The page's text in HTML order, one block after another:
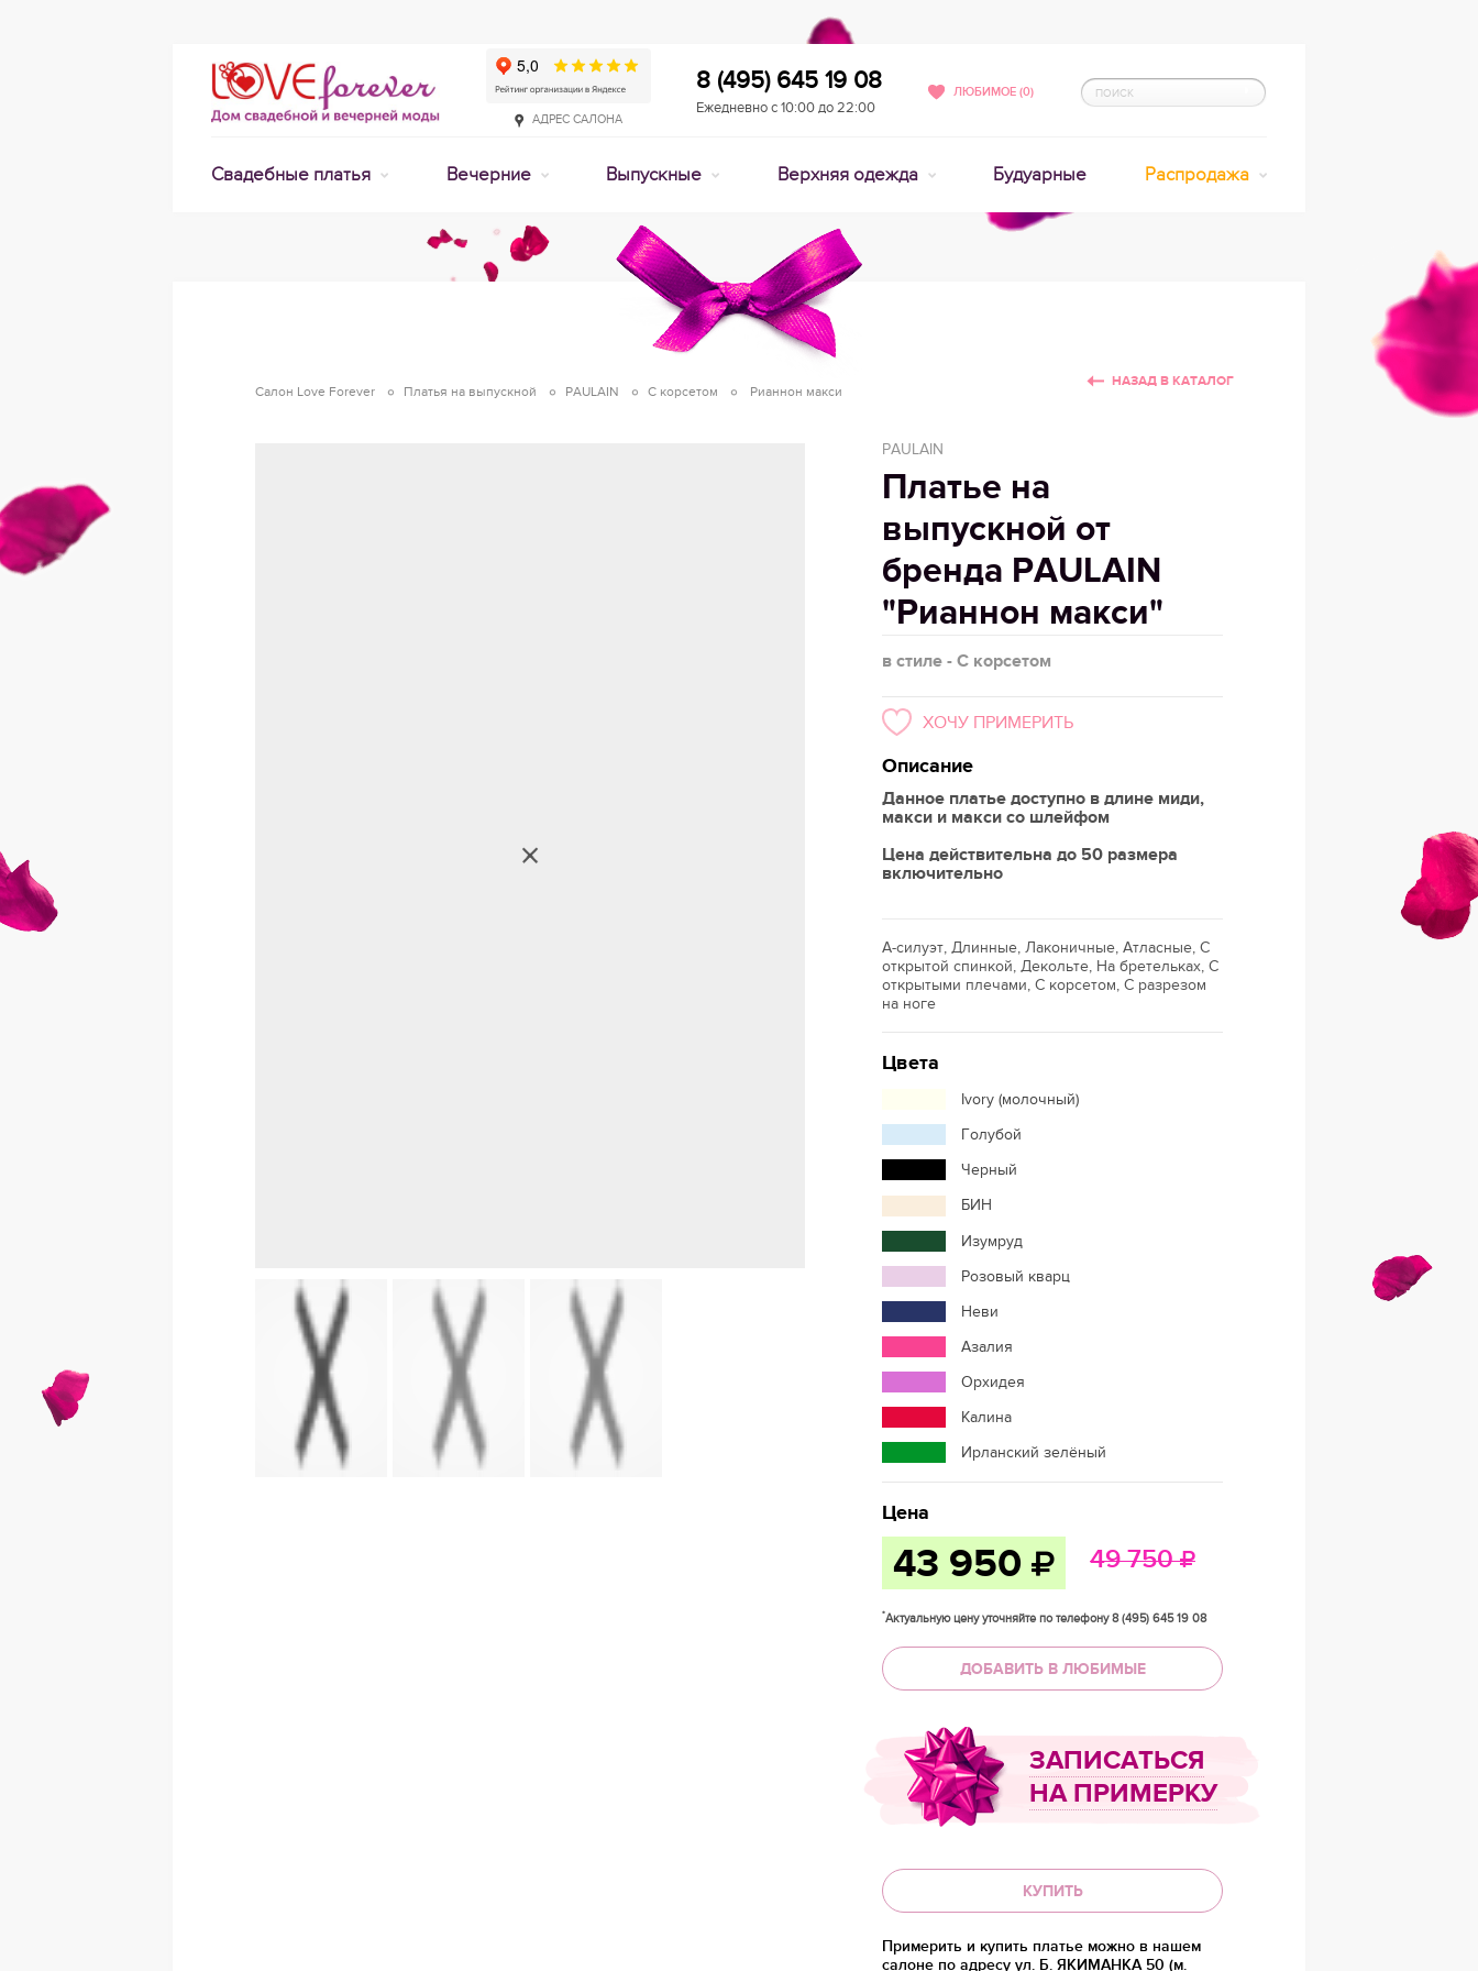
АДРЕС САЛОНА
8 (495) 645 19 08
Ежедневно с 10:00 до 22:00
ЛЮБИМОЕ (0)
Свадебные платья Вечерние Выпускные Верхняя одежда Будуарные Распродажа
НАЗАД В КАТАЛОГ
Салон Love Forever Платья на выпускной PAULAIN С корсетом Рианнон макси
PAULAIN
Платье на
выпускной от
бренда PAULAIN
"Рианнон макси"
в стиле - С корсетом
ХОЧУ ПРИМЕРИТЬ
Описание
Данное платье доступно в длине миди,
макси и макси со шлейфом
Цена действительна до 50 размера
включительно
А-силуэт, Длинные, Лаконичные, Атласные, С
открытой спинкой, Декольте, На бретельках, С
открытыми плечами, С корсетом, С разрезом
на ноге
Цвета
Ivory (молочный)
Голубой
Черный
БИН
Изумруд
Розовый кварц
Неви
Азалия
Орхидея
Калина
Ирланский зелёный
Цена
43 950 49 750
*Актуальную цену уточняйте по телефону 8 (495) 645 19 08
ДОБАВИТЬ В ЛЮБИМЫЕ
ЗАПИСАТЬСЯ
НА ПРИМЕРКУ
КУПИТЬ
Примерить и купить платье можно в нашем
салоне по адресу ул. Б. ЯКИМАНКА 50 (м.